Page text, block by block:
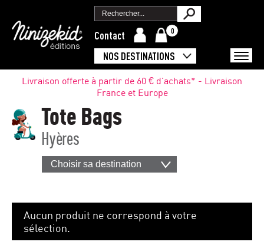
Contact 0
NOS DESTINATIONS
Livraison offerte à partir de 60 € d'achats* - Livraison
France et Europe
Tote Bags
Hyères
Choisir sa destination
Aucun produit ne correspond à votre
sélection.